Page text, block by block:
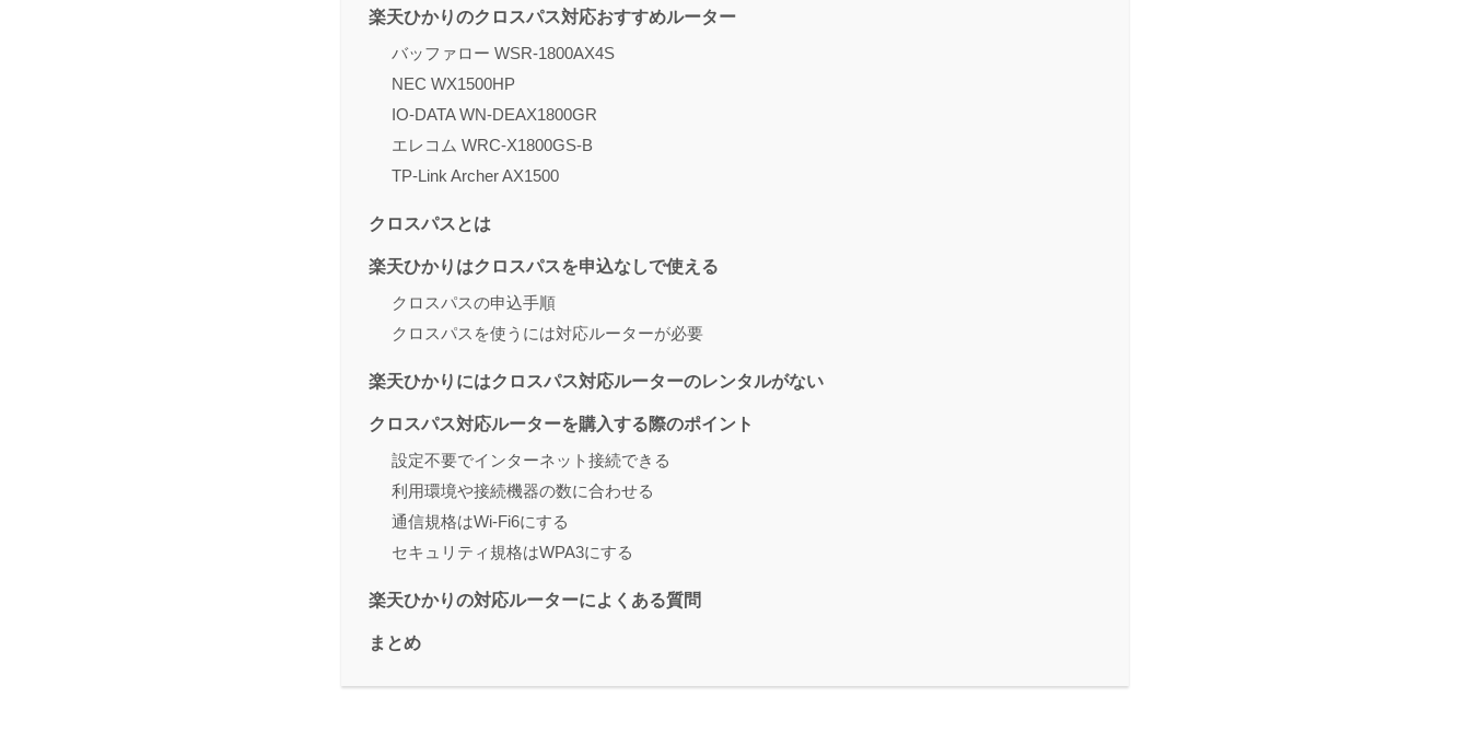
楽天ひかりのクロスパス対応おすすめルーター
バッファロー WSR-1800AX4S
NEC WX1500HP
IO-DATA WN-DEAX1800GR
エレコム WRC-X1800GS-B
TP-Link Archer AX1500
クロスパスとは
楽天ひかりはクロスパスを申込なしで使える
クロスパスの申込手順
クロスパスを使うには対応ルーターが必要
楽天ひかりにはクロスパス対応ルーターのレンタルがない
クロスパス対応ルーターを購入する際のポイント
設定不要でインターネット接続できる
利用環境や接続機器の数に合わせる
通信規格はWi-Fi6にする
セキュリティ規格はWPA3にする
楽天ひかりの対応ルーターによくある質問
まとめ